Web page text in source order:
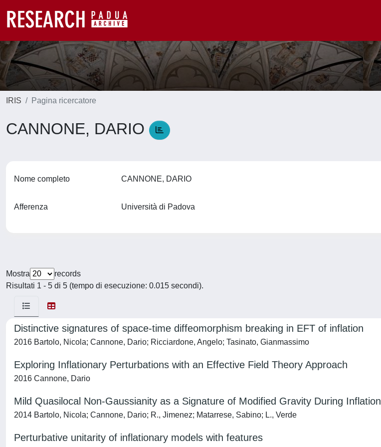
IRIS Pagina ricercatore
CANNONE, DARIO
Nome completo CANNONE, DARIO
Afferenza Università di Padova
Mostra
records
Risultati 1 - 5 di 5 (tempo di esecuzione: 0.015 secondi).
Distinctive signatures of space-time diffeomorphism breaking in EFT of inflation
2016 Bartolo, Nicola; Cannone, Dario; Ricciardone, Angelo; Tasinato, Gianmassimo
Exploring Inflationary Perturbations with an Effective Field Theory Approach
2016 Cannone, Dario
Mild Quasilocal Non-Gaussianity as a Signature of Modified Gravity During Inflation
2014 Bartolo, Nicola; Cannone, Dario; R., Jimenez; Matarrese, Sabino; L., Verde
Perturbative unitarity of inflationary models with features